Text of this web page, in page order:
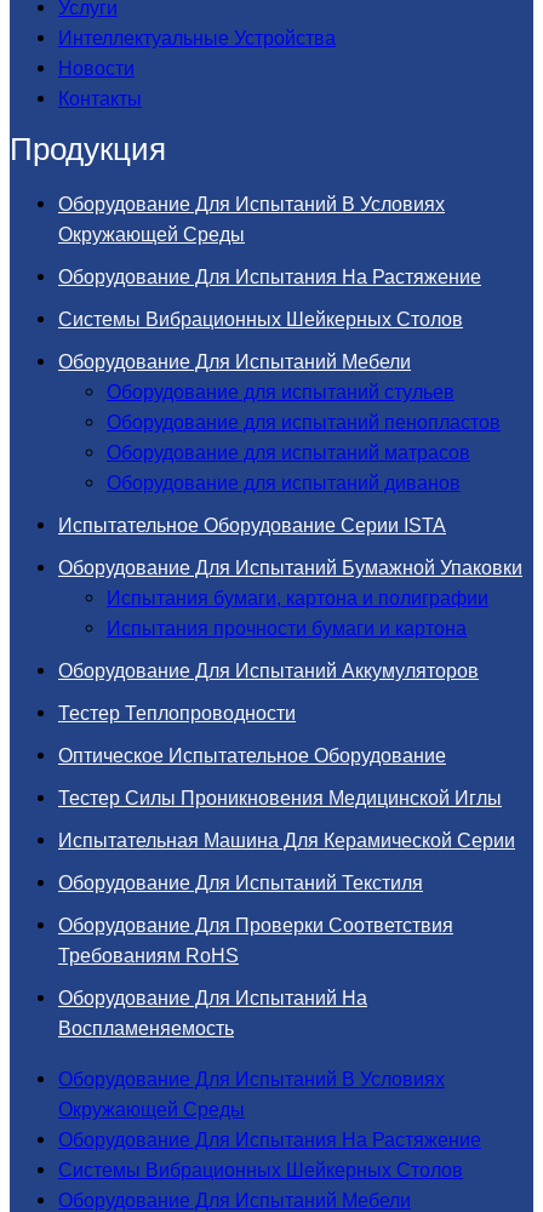
Услуги
Интеллектуальные Устройства
Новости
Контакты
Продукция
Оборудование Для Испытаний В Условиях
Окружающей Среды
Оборудование Для Испытания На Растяжение
Системы Вибрационных Шейкерных Столов
Оборудование Для Испытаний Мебели
Оборудование для испытаний стульев
Оборудование для испытаний пенопластов
Оборудование для испытаний матрасов
Оборудование для испытаний диванов
Испытательное Оборудование Серии ISTA
Оборудование Для Испытаний Бумажной Упаковки
Испытания бумаги, картона и полиграфии
Испытания прочности бумаги и картона
Оборудование Для Испытаний Аккумуляторов
Тестер Теплопроводности
Оптическое Испытательное Оборудование
Тестер Силы Проникновения Медицинской Иглы
Испытательная Машина Для Керамической Серии
Оборудование Для Испытаний Текстиля
Оборудование Для Проверки Соответствия
Требованиям RoHS
Оборудование Для Испытаний На
Воспламеняемость
Оборудование Для Испытаний В Условиях
Окружающей Среды
Оборудование Для Испытания На Растяжение
Системы Вибрационных Шейкерных Столов
Оборудование Для Испытаний Мебели